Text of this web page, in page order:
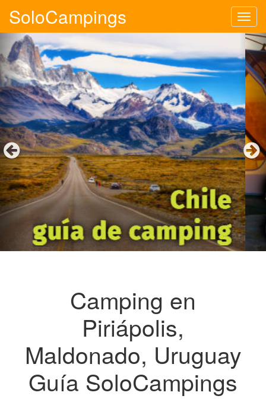
SoloCampings
Camping en
Piriápolis,
Maldonado, Uruguay
Guía SoloCampings